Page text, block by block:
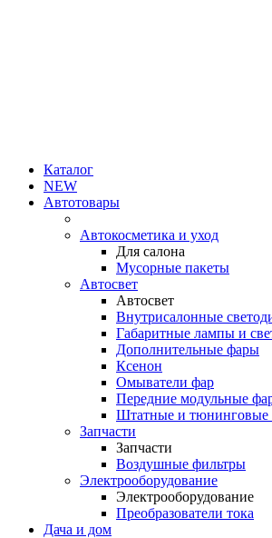
Каталог
NEW
Автотовары
Автокосметика и уход
Для салона
Мусорные пакеты
Автосвет
Автосвет
Внутрисалонные
Габаритные лампы и
Дополнительные фары
Ксенон
Омыватели фар
Передние модульные
Штатные и тюнинговые
Запчасти
Запчасти
Воздушные фильтры
Электрооборудование
Электрооборудование
Преобразователи тока
Дача и дом